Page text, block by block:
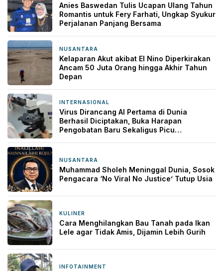
Anies Baswedan Tulis Ucapan Ulang Tahun
Romantis untuk Fery Farhati, Ungkap Syukur
Perjalanan Panjang Bersama
NUSANTARA
Kelaparan Akut akibat El Nino Diperkirakan
Ancam 50 Juta Orang hingga Akhir Tahun
Depan
INTERNASIONAL
Virus Dirancang AI Pertama di Dunia
Berhasil Diciptakan, Buka Harapan
Pengobatan Baru Sekaligus Picu
NUSANTARA
Muhammad Sholeh Meninggal Dunia, Sosok
Pengacara ‘No Viral No Justice’ Tutup Usia
KULINER
Cara Menghilangkan Bau Tanah pada Ikan
Lele agar Tidak Amis, Dijamin Lebih Gurih
INFOTAINMENT